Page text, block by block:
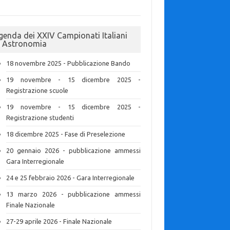
dei XXIV Campionati Italiani
Astronomia
18 novembre 2025 - Pubblicazione Bando
19 novembre - 15 dicembre 2025 -
Registrazione scuole
19 novembre - 15 dicembre 2025 -
Registrazione studenti
18 dicembre 2025 - Fase di Preselezione
20 gennaio 2026 - pubblicazione ammessi
Gara Interregionale
24 e 25 febbraio 2026 - Gara Interregionale
13 marzo 2026 - pubblicazione ammessi
Finale Nazionale
27-29 aprile 2026 - Finale Nazionale